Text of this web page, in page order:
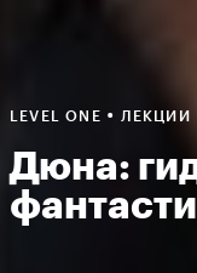
LEVEL ONE • ЛЕКЦИИ
Дюна: